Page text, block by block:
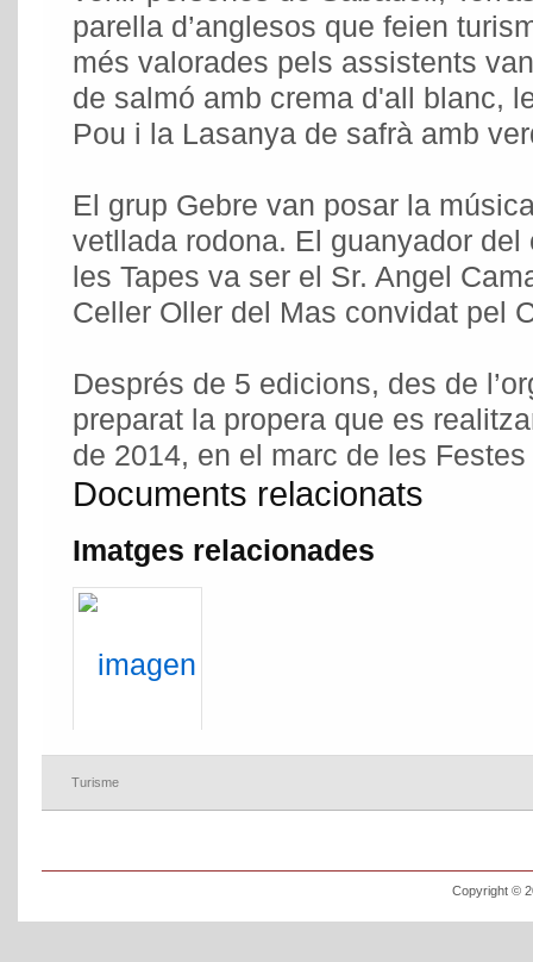
parella d’anglesos que feien
més valorades pels assistents
de salmó amb crema d'all blanc,
Pou i la Lasanya de safrà amb
El grup Gebre van posar la
vetllada rodona. El guanyador
les Tapes va ser el Sr. Angel
Celler Oller del Mas convidat pel
Després de 5 edicions, des de
preparat la propera que es
de 2014, en el marc de les
Documents relacionats
Imatges relacionades
Turisme
Copyright ©